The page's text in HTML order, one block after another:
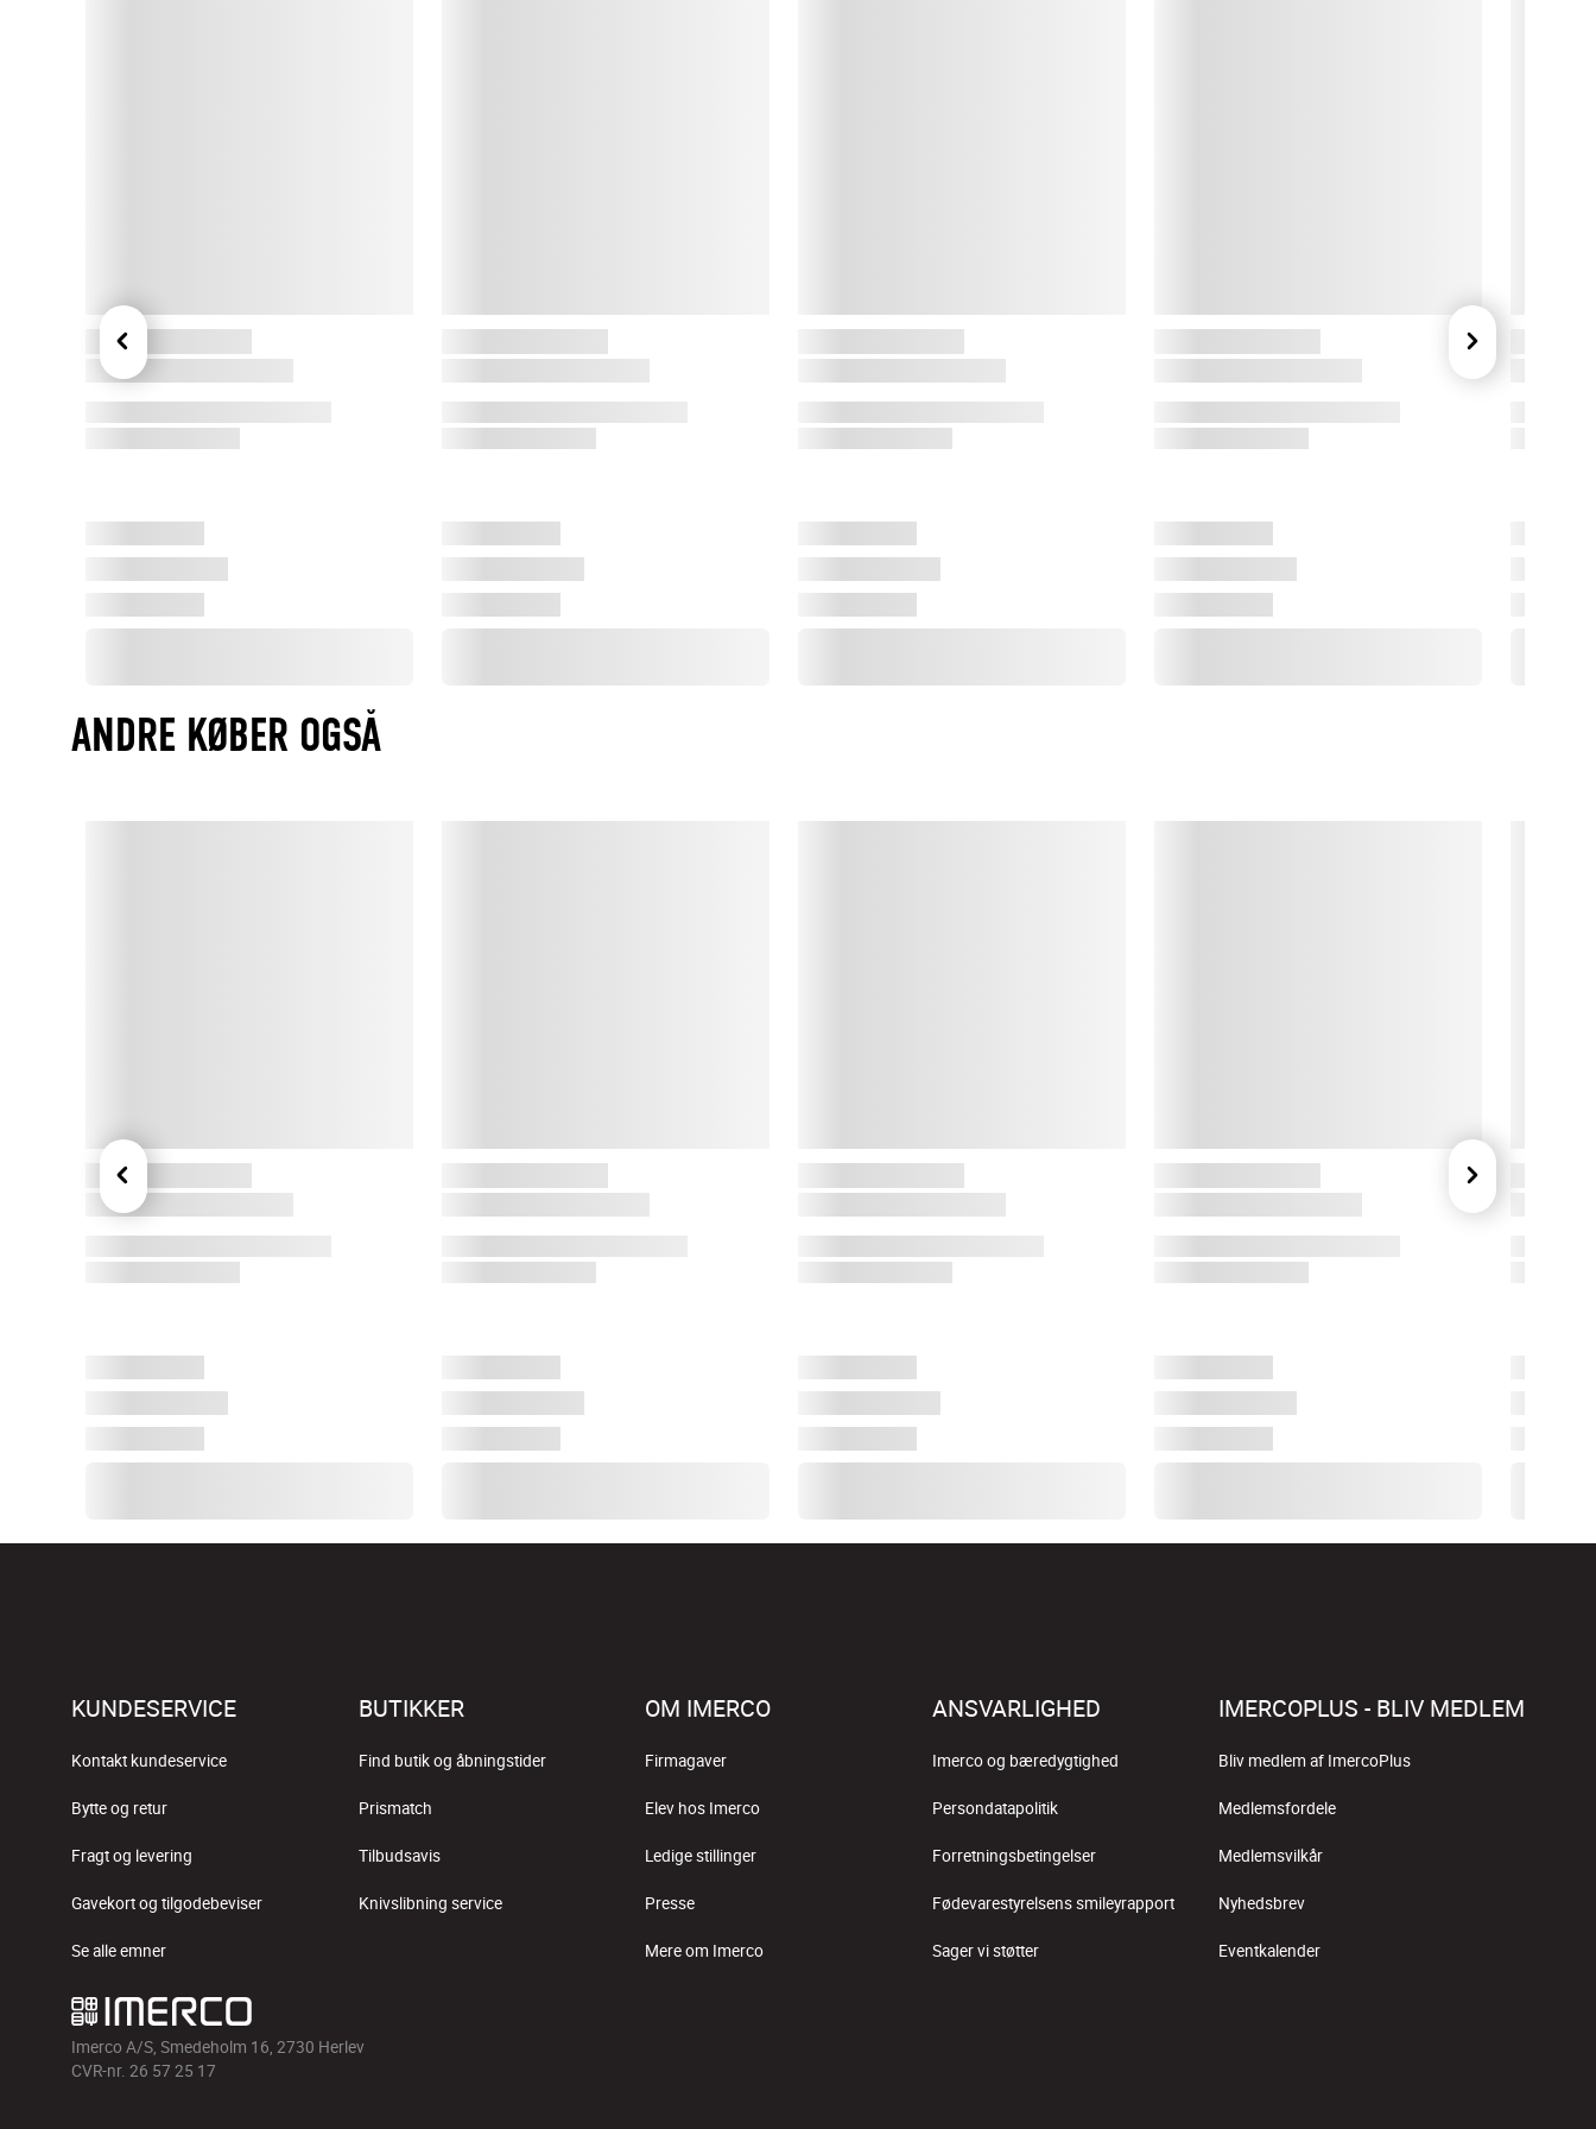
ANDRE KØBER OGSÅ
KUNDESERVICE
Kontakt kundeservice
Bytte og retur
Fragt og levering
Gavekort og tilgodebeviser
Se alle emner
BUTIKKER
Find butik og åbningstider
Prismatch
Tilbudsavis
Knivslibning service
OM IMERCO
Firmagaver
Elev hos Imerco
Ledige stillinger
Presse
Mere om Imerco
ANSVARLIGHED
Imerco og bæredygtighed
Persondatapolitik
Forretningsbetingelser
Fødevarestyrelsens smileyrapport
Sager vi støtter
IMERCOPLUS - BLIV MEDLEM
Bliv medlem af ImercoPlus
Medlemsfordele
Medlemsvilkår
Nyhedsbrev
Eventkalender
Imerco A/S, Smedeholm 16, 2730 Herlev
CVR-nr. 26 57 25 17